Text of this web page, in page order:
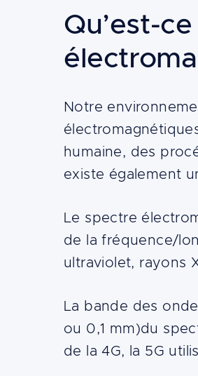
Qu’est-
Content
Notre
humaine, des
existe également
Le spectre
de la fréquence/
ultraviolet, rayons
La bande des
ou 0,1 mm)du
de la 4G, la 5G